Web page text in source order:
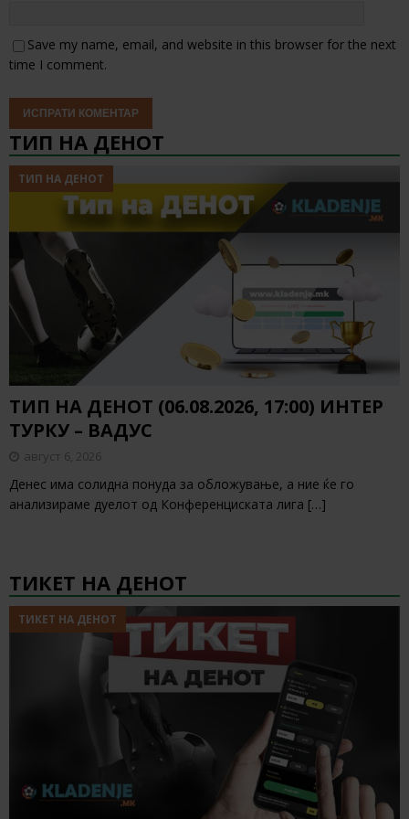
Save my name, email, and website in this browser for the next
time I comment.
ТИП НА ДЕНОТ
ТИП НА ДЕНОТ
ТИП НА ДЕНОТ (06.08.2026, 17:00) ИНТЕР
ТУРКУ – ВАДУС
август 6, 2026
Денес има солидна понуда за обложување, а ние ќе го
анализираме дуелот од Конференциската лига […]
ТИКЕТ НА ДЕНОТ
ТИКЕТ НА ДЕНОТ